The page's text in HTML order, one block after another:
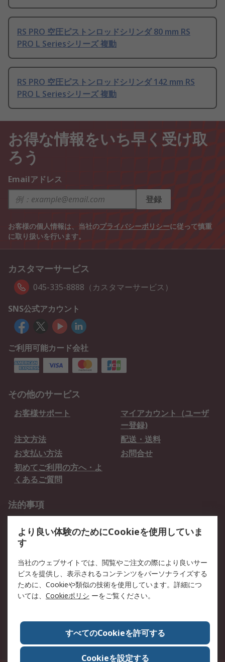
RS PRO 空圧ピストンロッドシリンダ 80 mm RS
PRO L Seriesシリーズ 複動
RS PRO 空圧ピストンロッドシリンダ 142 mm RS
PRO L Seriesシリーズ 複動
お得な情報をいち早く受け取
ろう
Emailアドレス
登録
お客様の個人情報は、当社のプライバシーポリシーに従って慎重
に取り扱いを行います。
カスタマーサービス
045-335-8888（カスタマーサービス）
SNS公式アカウント
ご利用可能カード会社
その他のサービス
お客様サポート
マイアカウント（ユーザ
ー登録)
注文方法
配送・送料
お支払い方法
お問合せ
初めてご利用の方へ・よ
くあるご質問
法的事項
クッキーポリシー
RSについて
会社概要
採用情報
プレスリリース＆お知ら
コーポレートサイト
全世界のRS
RSの歴史
ESGへの取り組み（英語）
認証について
より良い体験のためにCookieを使用していま
す
当社のウェブサイトでは、閲覧やご注文の際により良いサー
ビスを提供し、表示されるコンテンツをパーソナライズする
ために、Cookieや類似の技術を使用しています。詳細につ
いては、 Cookieポリシ ーをご覧ください。
すべてのCookieを許可する
Cookieを設定する